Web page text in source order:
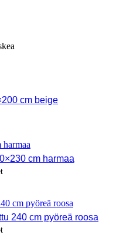
cm beige
cm harmaa
240 cm pyöreä roosa